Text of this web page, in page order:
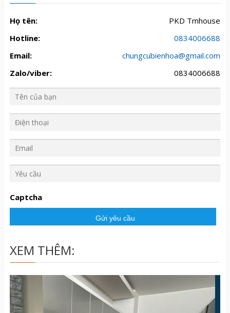
Họ tên:
PKD Tmhouse
Hotline:
0834006688
Email:
chungcubienhoa@gmail.com
Zalo/viber:
0834006688
c
ầ
Captcha
XEM THÊM: